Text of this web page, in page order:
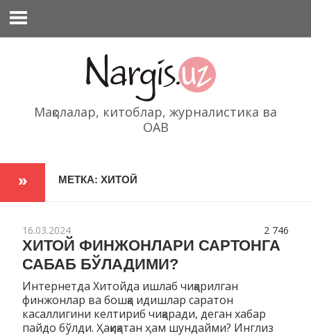
содержимому
Мақолалар, китоблар, журналистика ва
ОАВ
МЕТКА: ХИТОЙ
2 746
16.03.2024
ХИТОЙ ФИНЖОНЛАРИ САРТОНГА
САБАБ БЎЛАДИМИ?
Интернетда Хитойда ишлаб чиқарилган
финжонлар ва бошқа идишлар саратон
касаллигини келтириб чиқаради, деган хабар
пайдо бўлди. Ҳақиқатан ҳам шундайми? Инглиз